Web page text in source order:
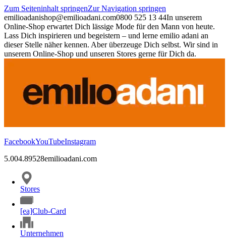
Zum Seiteninhalt springenZur Navigation springen
emilioadanishop@emilioadani.com0800 525 13 44In unserem
Online-Shop erwartet Dich lässige Mode für den Mann von heute.
Lass Dich inspirieren und begeistern – und lerne emilio adani an
dieser Stelle näher kennen. Aber überzeuge Dich selbst. Wir sind in
unserem Online-Shop und unseren Stores gerne für Dich da.
FacebookYouTubeInstagram
5.004.89528emilioadani.com
Stores
[ea]Club-Card
Unternehmen